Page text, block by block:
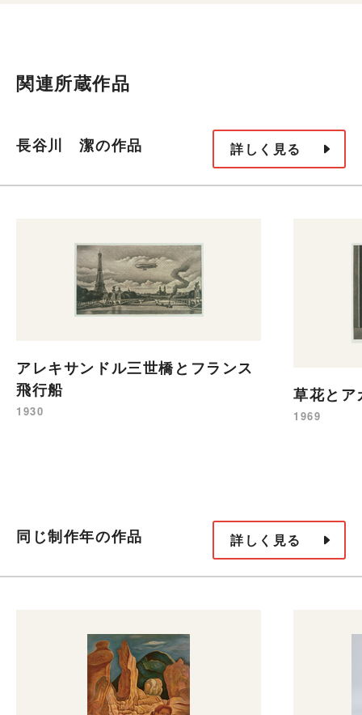
関連所蔵作品
長谷川 潔の作品 詳しく見る
アレキサンドル三世橋とフランス
飛行船
1930
草花とア
1969
同じ制作年の作品 詳しく見る